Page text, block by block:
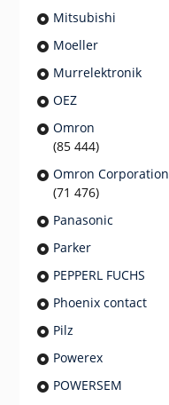
Mitsubishi
Moeller
Murrelektronik
OEZ
Omron
(85 444)
Omron Corporation
(71 476)
Panasonic
Parker
PEPPERL FUCHS
Phoenix contact
Pilz
Powerex
POWERSEM